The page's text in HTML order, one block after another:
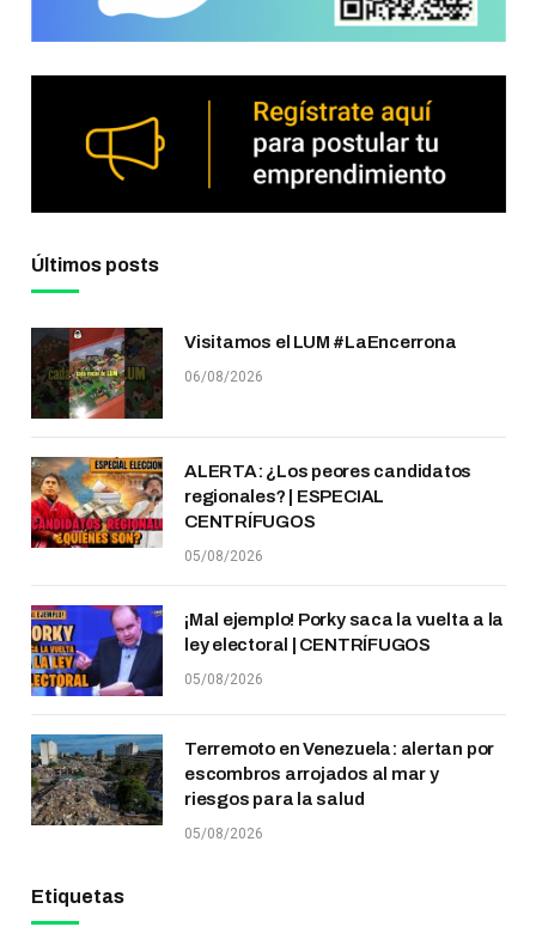
Últimos posts
Visitamos el LUM #LaEncerrona
06/08/2026
ALERTA: ¿Los peores candidatos
regionales? | ESPECIAL
CENTRÍFUGOS
05/08/2026
¡Mal ejemplo! Porky saca la vuelta a la
ley electoral | CENTRÍFUGOS
05/08/2026
Terremoto en Venezuela: alertan por
escombros arrojados al mar y
riesgos para la salud
05/08/2026
Etiquetas